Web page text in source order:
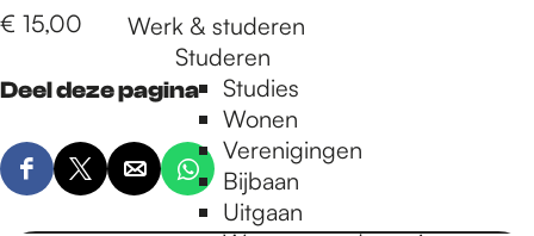
Werk & studeren
Studeren
Studies
Wonen
Verenigingen
Bijbaan
Uitgaan
€ 15,00
Deel deze pagina
D
D
D
D